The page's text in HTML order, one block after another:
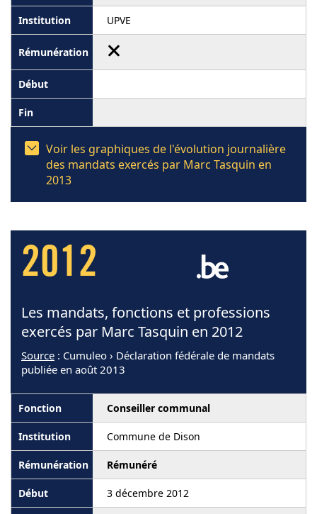
UPVE
Voir les graphiques de l'évolution journalière
des mandats exercés par Marc Tasquin en
2013
2012
Les mandats, fonctions et professions
exercés par Marc Tasquin en 2012
Source : Cumuleo › Déclaration fédérale de mandats
publiée en août 2013
Conseiller communal
Commune de Dison
Rémunéré
3 décembre 2012